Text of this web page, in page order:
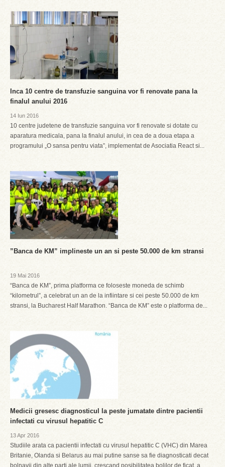
Inca 10 centre de transfuzie sanguina vor fi renovate pana la
finalul anului 2016
14 Iun 2016
10 centre judetene de transfuzie sanguina vor fi renovate si dotate cu
aparatura medicala, pana la finalul anului, in cea de a doua etapa a
programului „O sansa pentru viata”, implementat de Asociatia React si...
”Banca de KM” implineste un an si peste 50.000 de km stransi
19 Mai 2016
“Banca de KM”, prima platforma ce foloseste moneda de schimb
“kilometrul”, a celebrat un an de la infiintare si cei peste 50.000 de km
stransi, la Bucharest Half Marathon. “Banca de KM” este o platforma de...
Medicii gresesc diagnosticul la peste jumatate dintre pacientii
infectati cu virusul hepatitic C
13 Apr 2016
Studiile arata ca pacientii infectati cu virusul hepatitic C (VHC) din Marea
Britanie, Olanda si Belarus au mai putine sanse sa fie diagnosticati decat
bolnavii din alte parti ale lumii, crescand posibilitatea bolilor de ficat, a